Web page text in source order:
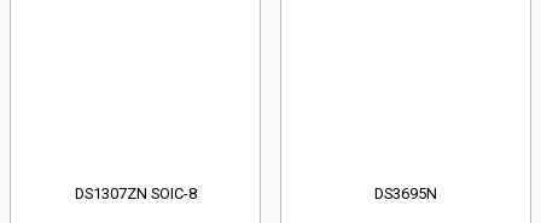
DS1307ZN SOIC-8 DS3695N